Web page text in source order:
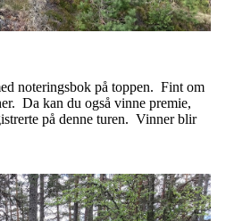
noteringsbok på toppen. Fint om
Da kan du også vinne premie,
på denne turen. Vinner blir